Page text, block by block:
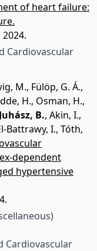
of heart failure:
2024.
Cardiovascular
M., Fülöp, G. Á.,
H., Osman, H.,
Juhász, B., Akin, I.,
Battrawy, I., Tóth,
dependent
hypertensive
Cardiovascular